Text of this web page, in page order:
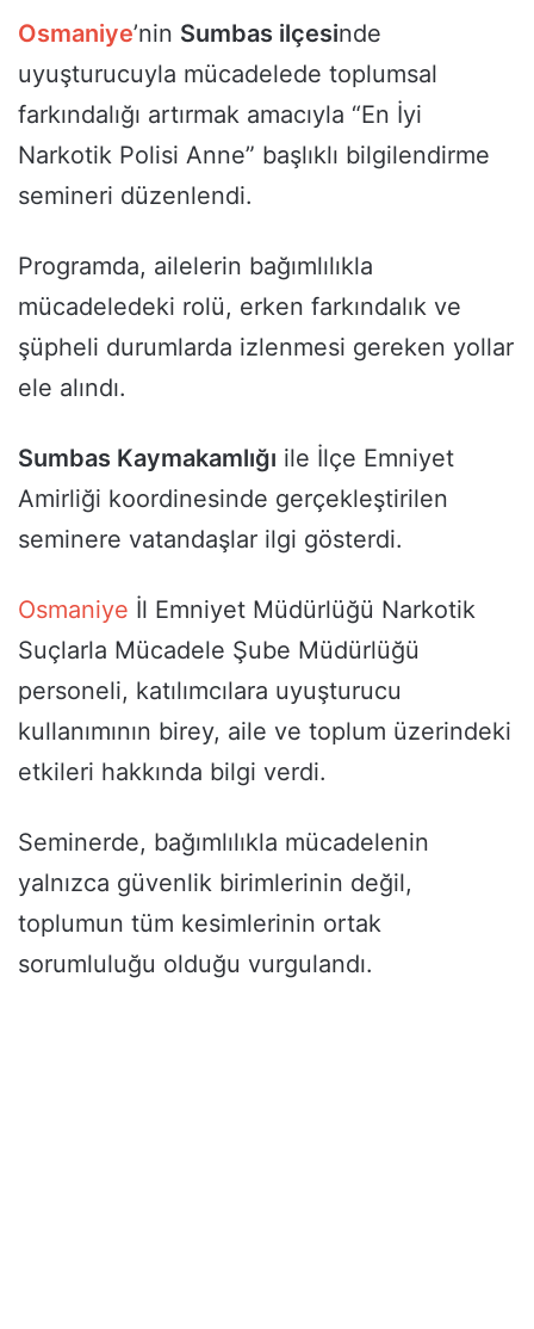
Osmaniye’nin Sumbas ilçesinde
uyuşturucuyla mücadelede toplumsal
farkındalığı artırmak amacıyla “En İyi
Narkotik Polisi Anne” başlıklı bilgilendirme
semineri düzenlendi.
Programda, ailelerin bağımlılıkla
mücadeledeki rolü, erken farkındalık ve
şüpheli durumlarda izlenmesi gereken yollar
ele alındı.
Sumbas Kaymakamlığı ile İlçe Emniyet
Amirliği koordinesinde gerçekleştirilen
seminere vatandaşlar ilgi gösterdi.
Osmaniye İl Emniyet Müdürlüğü Narkotik
Suçlarla Mücadele Şube Müdürlüğü
personeli, katılımcılara uyuşturucu
kullanımının birey, aile ve toplum üzerindeki
etkileri hakkında bilgi verdi.
Seminerde, bağımlılıkla mücadelenin
yalnızca güvenlik birimlerinin değil,
toplumun tüm kesimlerinin ortak
sorumluluğu olduğu vurgulandı.